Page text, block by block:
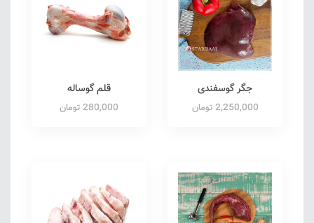
جگر گوسفندی
2,250,000 تومان
قلم گوساله
280,000 تومان